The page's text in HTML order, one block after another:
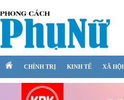
CHÍNH TRỊ KINH TẾ XÃ HỘI